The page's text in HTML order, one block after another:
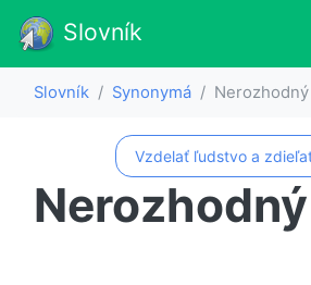
Slovník
Slovník Synonymá Nerozhodný
Vzdelať ľudstvo a
Nerozhodný